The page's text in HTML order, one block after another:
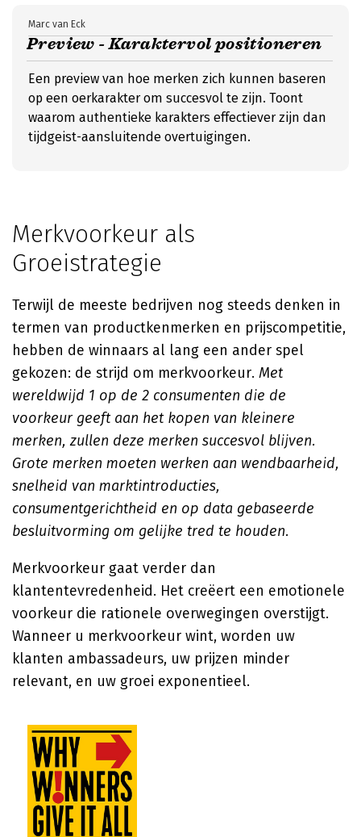
Preview - Karaktervol positioneren
Marc van Eck
Een preview van hoe merken zich kunnen baseren
op een oerkarakter om succesvol te zijn. Toont
waarom authentieke karakters effectiever zijn dan
tijdgeist-aansluitende overtuigingen.
Merkvoorkeur als
Groeistrategie
Terwijl de meeste bedrijven nog steeds denken in
termen van productkenmerken en prijscompetitie,
hebben de winnaars al lang een ander spel
gekozen: de strijd om merkvoorkeur. Met
wereldwijd 1 op de 2 consumenten die de
voorkeur geeft aan het kopen van kleinere
merken, zullen deze merken succesvol blijven.
Grote merken moeten werken aan wendbaarheid,
snelheid van marktintroducties,
consumentgerichtheid en op data gebaseerde
besluitvorming om gelijke tred te houden.
Merkvoorkeur gaat verder dan
klantentevredenheid. Het creëert een emotionele
voorkeur die rationele overwegingen overstijgt.
Wanneer u merkvoorkeur wint, worden uw
klanten ambassadeurs, uw prijzen minder
relevant, en uw groei exponentieel.